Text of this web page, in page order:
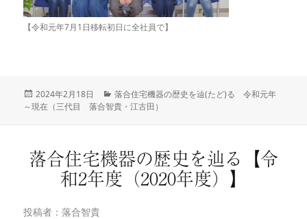
【令和元年7月1日移転初日に全社員で】
投
稿
2024年2月18日
カ
テ
落合住宅機器の歴史を辿(たど)る 令和元年
～現在（三代目 落合智貴・江古田）
落合住宅機器の歴史を辿る【令
和2年度（2020年度）】
投稿者：落合智貴